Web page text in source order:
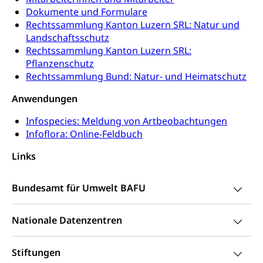
Dokumente und Formulare
Rechtssammlung Kanton Luzern SRL: Natur und
Landschaftsschutz
Rechtssammlung Kanton Luzern SRL:
Pflanzenschutz
Rechtssammlung Bund: Natur- und Heimatschutz
Anwendungen
Infospecies: Meldung von Artbeobachtungen
Infoflora: Online-Feldbuch
Links
Bundesamt für Umwelt BAFU
Nationale Datenzentren
Stiftungen
Krankenversicherung (WAS Luzern)
Existenzsicherung - Sozialhilfe
Soziales und Gesellschaft (Dienststelle)
Arbeitslosenversicherung (WAS Luzern)
Invalidenversicherung (WAS Luzern)
Soziale Sicherheit
Arzneimittelabhängigkeit, Suchtkrankheit,
Drogenabhängige, Drogensüchtige,
Betäubungsmittel, Suchtmittel, Psychopharmaka
Fachstelle Sucht Region Luzern
Drogen (Polizei)
Gesundheitsversorgung
Gesundheitsversorgung, Spital, Pflegeinitiative,
Gesundheitsversorgung
AHV / IV
Altersrente, Invalidenrente, Witwenrente,
Pensionskasse, erste Säule, zweite Säule, dritte
Ergänzungsleistungen, Altersvorsorge,
Todesfallversicherung
Hilfslosenentschädigung (WAS Luzern)
AHV-Hinterlassenenrente (WAS Luzern)
Behinderung
Körperbehinderung, körperliche Behinderung,
geistige Behinderung, psychische Behinderung,
Erwerbsunfähigkeit, Behinderte